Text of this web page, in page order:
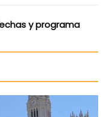
y programa